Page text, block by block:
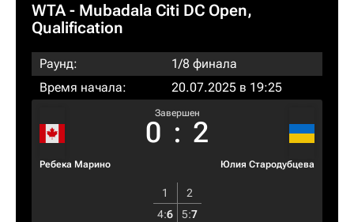
WTA- Mubadala Citi DC Open,
Qualification
Раунд:
1/8 финала
Время начала:
20.07.2025 в 19:25
Ребека Марино
Завершен
0 : 2
Юлия Стародубцева
1
2
4:6 5:7